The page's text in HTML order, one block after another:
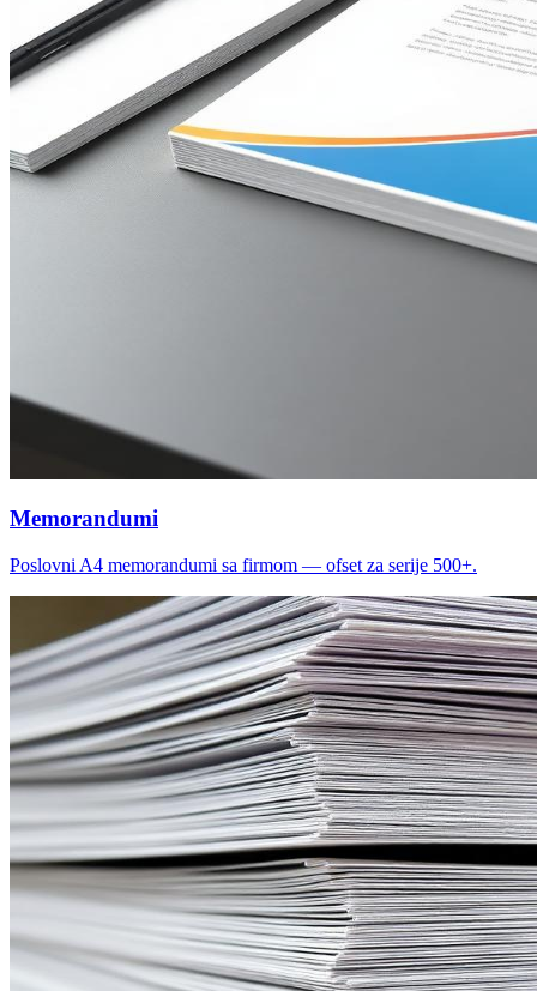
Memorandumi
Poslovni A4 memorandumi sa firmom — ofset za serije 500+.